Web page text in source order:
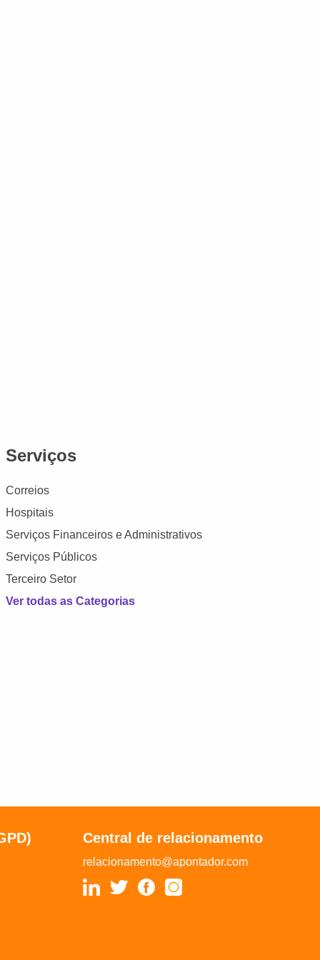
Serviços
Correios
Hospitais
Serviços Financeiros e Administrativos
Serviços Públicos
Terceiro Setor
Ver todas as Categorias
Central de relacionamento
relacionamento@apontador.com